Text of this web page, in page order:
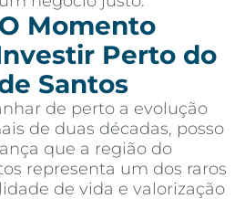
Momento
Perto do
Santos
de perto a evolução
de duas décadas, posso
que a região do
representa um dos raros
de vida e valorização